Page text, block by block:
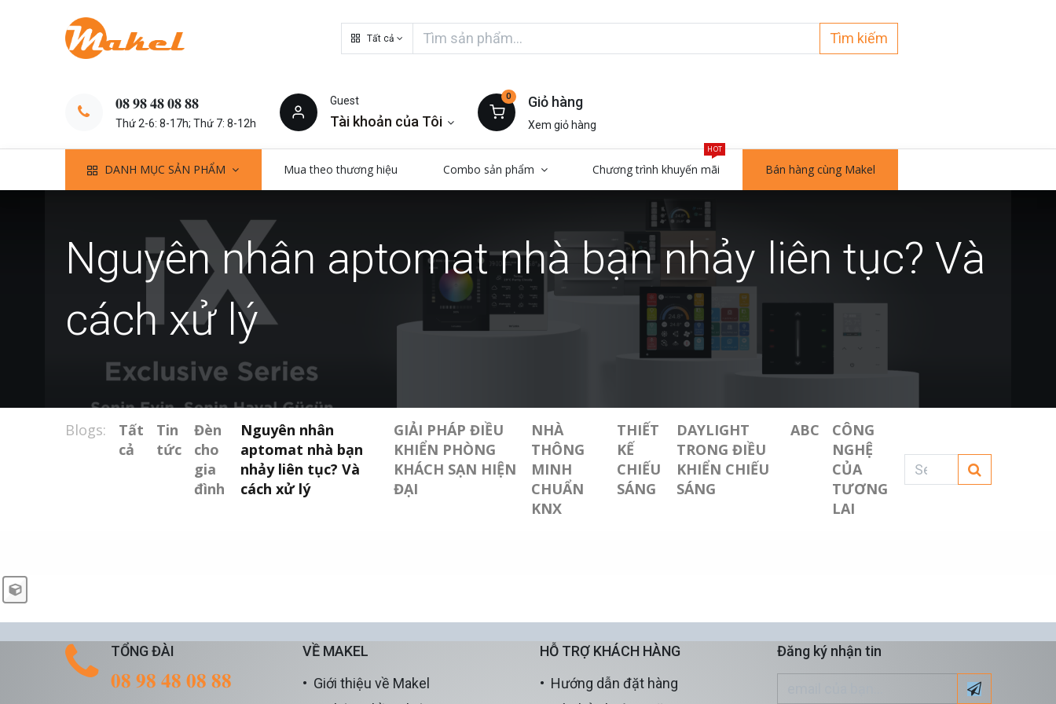
Tất cả Tìm kiếm
𝟎𝟖 𝟗𝟖 𝟒𝟖 𝟎𝟖 𝟖𝟖
Thứ 2-6: 8-17h; Thứ 7: 8-12h
Guest
Tài khoản của Tôi
0 Giỏ hàng
Xem giỏ hàng
DANH MỤC SẢN PHẨM Mua theo thương hiệu Combo sản phẩm Chương trình khuyến mãi
HOT
Bán hàng cùng Makel
Nguyên nhân aptomat nhà bạn nhảy liên tục? Và
cách xử lý
Blogs:
Tất
cả
Tin
tức
Đèn
cho
gia
đình
Nguyên nhân
aptomat nhà bạn
nhảy liên tục? Và
cách xử lý
GIẢI PHÁP ĐIỀU
KHIỂN PHÒNG
KHÁCH SẠN HIỆN
ĐẠI
NHÀ
THÔNG
MINH
CHUẨN
KNX
THIẾT
KẾ
CHIẾU
SÁNG
DAYLIGHT
TRONG ĐIỀU
KHIỂN CHIẾU
SÁNG
ABC
CÔNG
NGHỆ
CỦA
TƯƠNG
LAI
TỔNG ĐÀI
𝟎𝟖 𝟗𝟖 𝟒𝟖 𝟎𝟖 𝟖𝟖
VỀ MAKEL
Giới thiệu về Makel
HỖ TRỢ KHÁCH HÀNG
Hướng dẫn đặt hàng
Đăng ký nhận tin